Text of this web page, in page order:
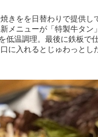
きをを日替わりで提供し
メニューが「特製牛タン
温調理。最後に鉄板で
に入れるとじゅわっとし